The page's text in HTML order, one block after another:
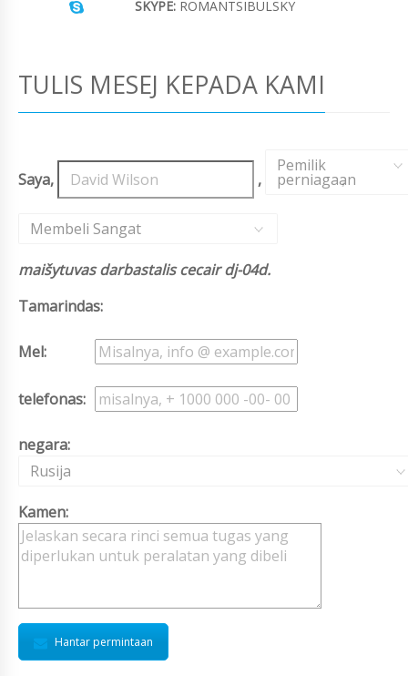
SKYPE: ROMANTSIBULSKY
TULIS MESEJ KEPADA KAMI
Saya, ,
Pemilik
perniagaan
,
Membeli Sangat
maišytuvas darbastalis cecair dj-04d.
Tamarindas:
Mel:
telefonas:
negara:
Rusija
Kamen:
Hantar permintaan